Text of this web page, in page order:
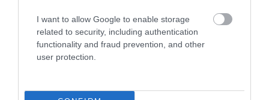
I want to allow Google to enable storage
related to security, including authentication
functionality and fraud prevention, and other
user protection.
FEJLESZTÉS FÜRDŐ HAJDÚBÖSZÖRMÉNY